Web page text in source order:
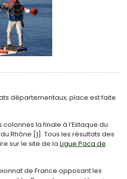
départementaux, place est faite
la finale à l’Estaque du
Rhône 1 . Tous les résultats des
sur le site de la Ligue Paca de
de France opposant les